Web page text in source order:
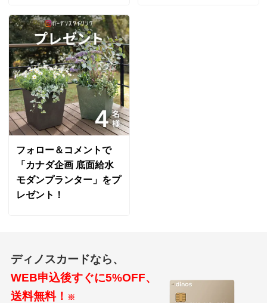
2013/01/30
すべての口コミを見る
フォロー＆コメントで
「カナダ企画 底面給水
モダンプランター」をプ
レゼント！
ディノスカードなら、
WEB申込後すぐに5%OFF、
送料無料！ ※